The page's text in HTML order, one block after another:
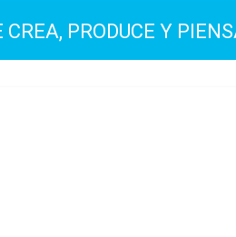
CREA, PRODUCE Y